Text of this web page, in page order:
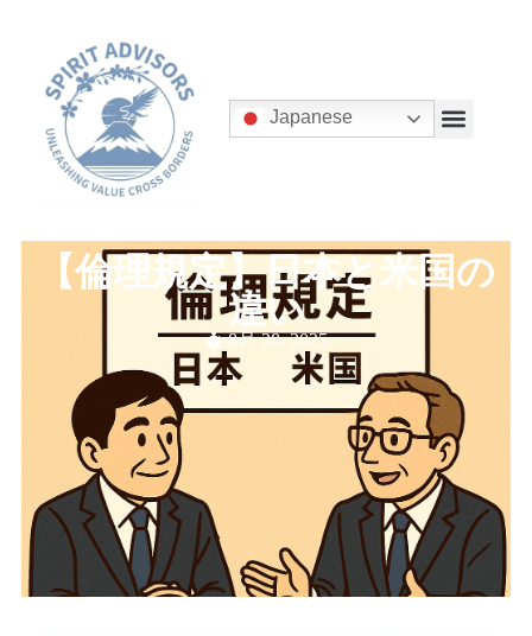
Japanese
【倫理規定】日本と米国の
違い
8月 28, 2025